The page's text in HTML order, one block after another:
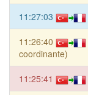
11:27:03
11:26:40
coordinante)
11:25:41